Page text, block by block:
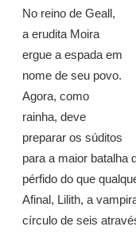
No reino de Geall,
a erudita Moira
ergue a espada em
nome de seu povo.
Agora, como
rainha, deve
preparar os súditos
para a maior batalha
pérfido do que
Afinal, Lilith, a
círculo de seis